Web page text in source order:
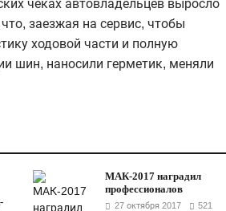
чеках автовладельцев выросло
заезжая на сервис, чтобы
ходовой части и полную
шин, наносили герметик, меняли
МАК-2017 наградил
профессионалов
27 октября 2017 521